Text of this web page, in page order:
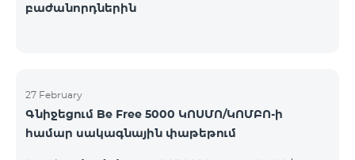
բաժանորդներին
27 February
Գնիջեցում Be Free 5000 ԿՈՍՄՈ/ԿՈՄԲՈ-ի
համար սակագնային փաթեթում